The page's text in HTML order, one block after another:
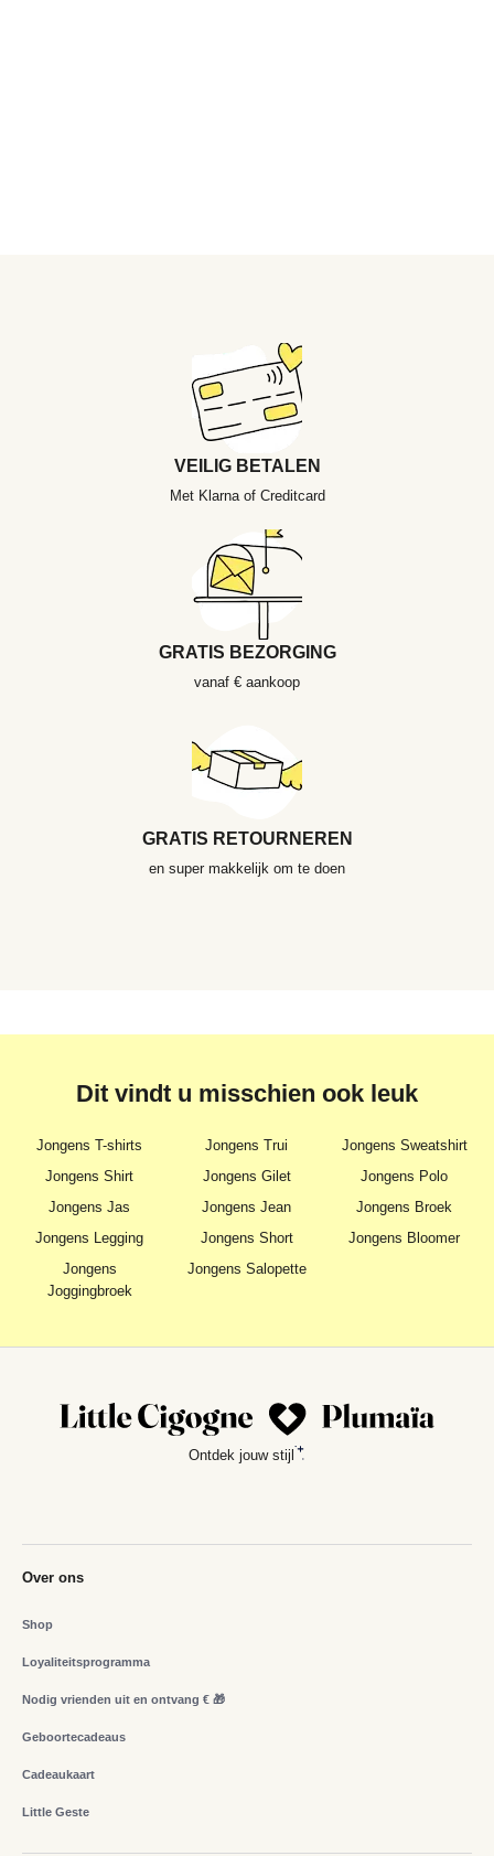
VEILIG BETALEN
Met Klarna of Creditcard
GRATIS BEZORGING
vanaf € aankoop
GRATIS RETOURNEREN
en super makkelijk om te doen
Dit vindt u misschien ook leuk
Jongens T-shirts Jongens Trui
Jongens Sweatshirt
Jongens Shirt
Jongens Gilet
Jongens Polo
Jongens Jas
Jongens Jean
Jongens Broek
Jongens Legging
Jongens Short
Jongens Bloomer
Jongens
Joggingbroek
Jongens Salopette
Ontdek jouw stijl
Over ons
Shop
Loyaliteitsprogramma
Nodig vrienden uit en ontvang € 🎁
Geboortecadeaus
Cadeaukaart
Little Geste